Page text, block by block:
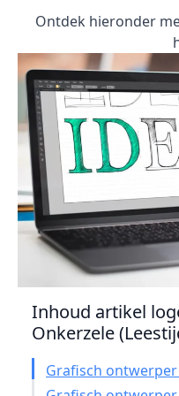
Ontdek hieronder
Inhoud artikel
Onkerzele
Grafisch